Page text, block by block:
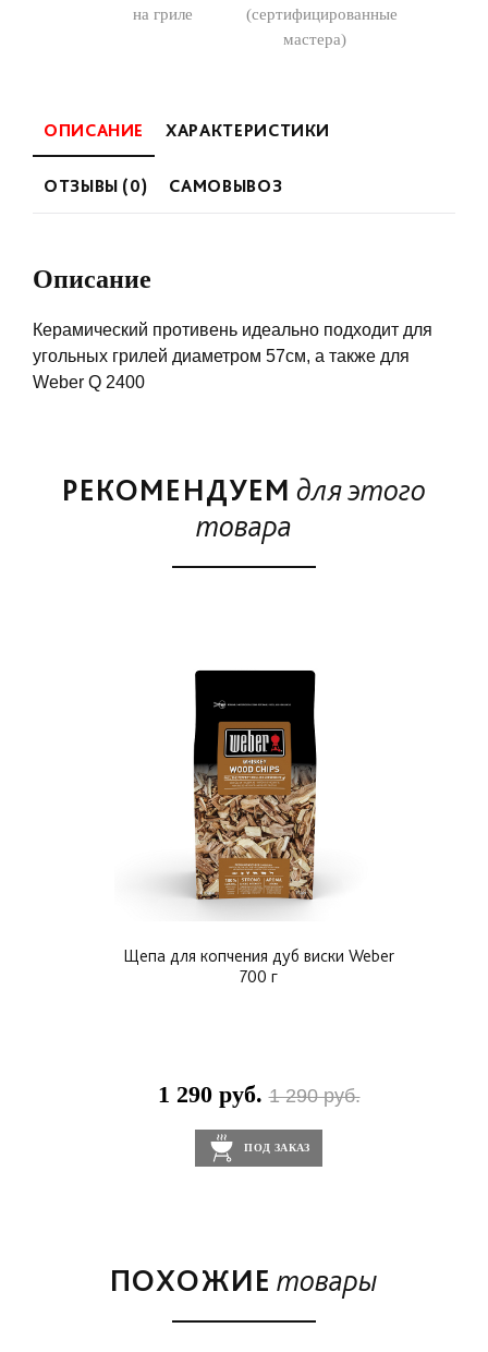
на гриле
(сертифицированные
мастера)
ОПИСАНИЕ ХАРАКТЕРИСТИКИ
ОТЗЫВЫ (0) САМОВЫВОЗ
Описание
Керамический противень идеально подходит для
угольных грилей диаметром 57см, а также для
Weber Q 2400
РЕКОМЕНДУЕМ для этого
товара
Щепа для копчения дуб виски Weber
700 г
1 290 руб.1 290 руб.
ПОД ЗАКАЗ
ПОХОЖИЕ товары